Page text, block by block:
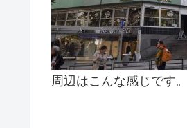
周辺はこんな感じです。